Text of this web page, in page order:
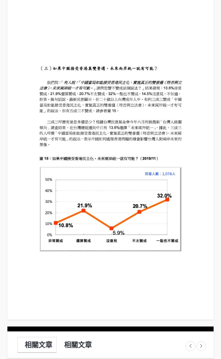
相關文章 相關文章